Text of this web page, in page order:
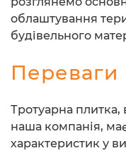
облаштування
будівельного
Переваги
Тротуарна плитка,
наша компанія,
характеристик у